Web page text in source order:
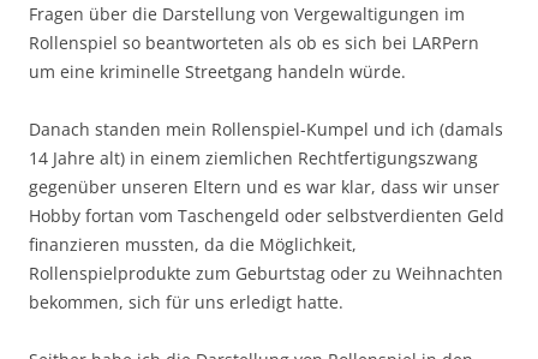
Fragen über die Darstellung von Vergewaltigungen im
Rollenspiel so beantworteten als ob es sich bei LARPern
um eine kriminelle Streetgang handeln würde.
Danach standen mein Rollenspiel-Kumpel und ich (damals
14 Jahre alt) in einem ziemlichen Rechtfertigungszwang
gegenüber unseren Eltern und es war klar, dass wir unser
Hobby fortan vom Taschengeld oder selbstverdienten Geld
finanzieren mussten, da die Möglichkeit,
Rollenspielprodukte zum Geburtstag oder zu Weihnachten
bekommen, sich für uns erledigt hatte.